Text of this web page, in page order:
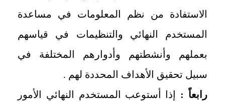
الاستفادة من نظم المعلومات في مساعدة
المستخدم النهائي والتنظيمات في قياسهم
بعملهم وأنشطتهم وأدوارهم المختلفة في
سبيل تحقيق الأهداف المحددة لهم .
رابعاً : إذا أستوعب المستخدم النهائي الأمور